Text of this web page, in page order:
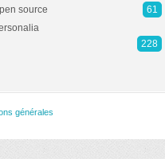
source
61
228
générales